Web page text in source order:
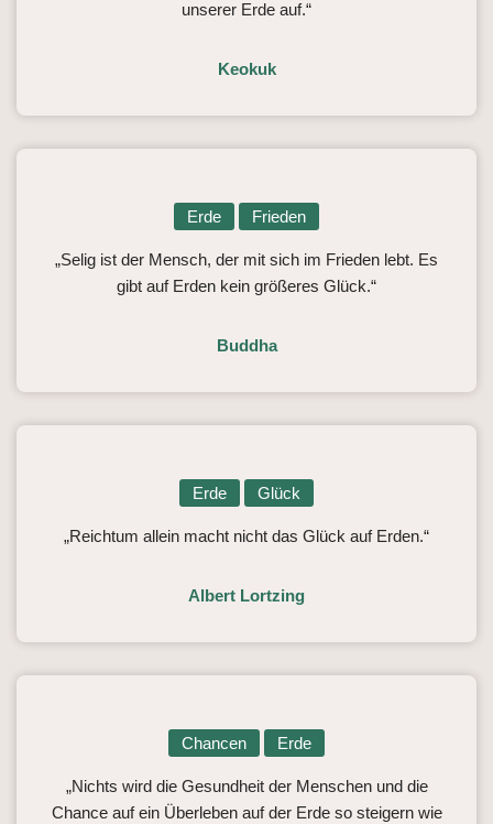
unserer Erde auf.“
Keokuk
Erde Frieden
„Selig ist der Mensch, der mit sich im Frieden lebt. Es
gibt auf Erden kein größeres Glück.“
Buddha
Erde Glück
„Reichtum allein macht nicht das Glück auf Erden.“
Albert Lortzing
Chancen Erde
„Nichts wird die Gesundheit der Menschen und die
Chance auf ein Überleben auf der Erde so steigern wie